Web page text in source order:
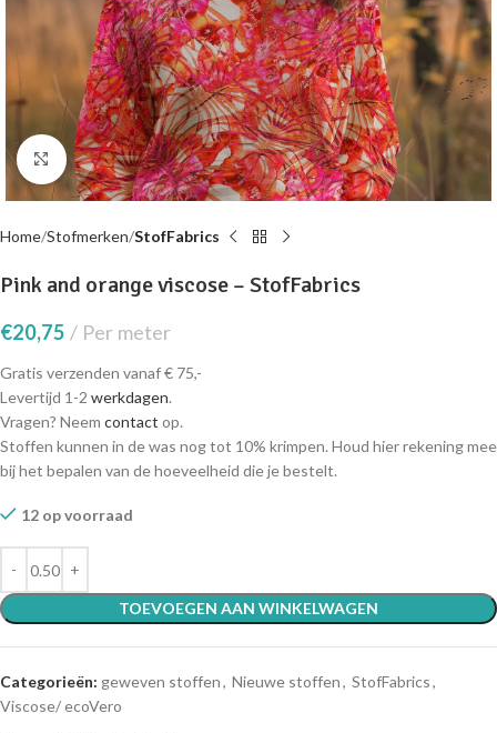
Click to enlarge
Home Stofmerken StofFabrics
Pink and orange viscose – StofFabrics
€20,75 Per meter
Gratis verzenden vanaf € 75,-
Levertijd 1-2 werkdagen.
Vragen? Neem contact op.
Stoffen kunnen in de was nog tot 10% krimpen. Houd hier rekening mee
bij het bepalen van de hoeveelheid die je bestelt.
12 op voorraad
TOEVOEGEN AAN WINKELWAGEN
Categorieën: geweven stoffen, Nieuwe stoffen, StofFabrics,
Viscose/ ecoVero